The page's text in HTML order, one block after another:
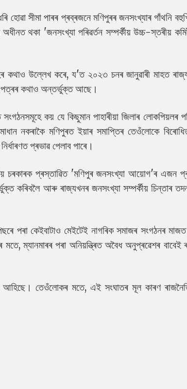
হোৱা সীমা পাৰৰ প্ৰব্ৰজনে মণিপুৰৰ জনসংখ্যাৰ গাঁথনি
অধীনত থকা 'জনসংখ্যা পৰিৱৰ্তন সম্পৰ্কীয় উচ্চ-স্তৰীয়
কথাও উল্লেখ কৰে, য'ত ২০২৩ চনৰ জানুৱাৰী মাহত
পত্ৰৰ কথাও অন্তৰ্ভুক্ত আছে।
কয় যে কিছুমান পাহাৰীয়া জিলাৰ লোকপিয়লৰ
নকৰাকৈ মণিপুৰত ইয়াৰ সমাপ্তিৰ তেওঁলোকে
প্ৰভাৱ পেলাব পাৰে।
চৰকাৰক প্ৰস্তাৱিত 'মণিপুৰ জনসংখ্যা আয়োগ'ৰ এজন
কৰিবলৈ আৰু ৰাজ্যখনৰ জনসংখ্যা সম্পৰ্কীয় চিন্তাৰ
পৰা কেইবাটাও মেইটেই নাগৰিক সমাজৰ সংগঠনৰ
ম্যানমাৰৰ পৰা অনিয়ন্ত্ৰিত অবৈধ অনুপ্ৰৱেশৰ বাবেই
আহিছে। তেওঁলোকৰ মতে, এই সংঘাতৰ মূল কাৰণ